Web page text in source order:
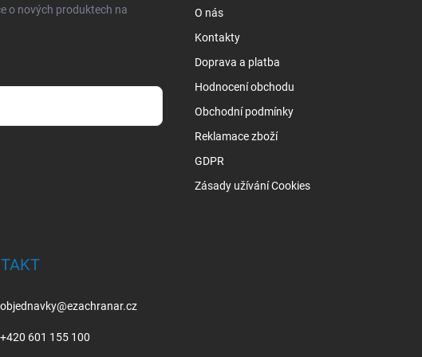
o nových produktech na
O nás
Kontakty
Doprava a platba
Hodnocení obchodu
Obchodní podmínky
Reklamace zboží
GDPR
Zásady užívání Cookies
objednavky@ezachranar.cz
+420 601 155 100